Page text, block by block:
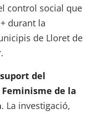
control social que
durant la
de Lloret de
suport del
de la
. La investigació,